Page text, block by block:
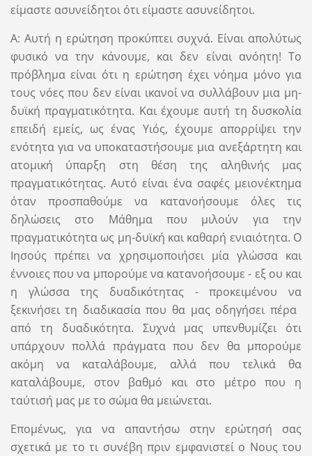
είμαστε ασυνείδητοι ότι είμαστε ασυνείδητοι.
Α: Αυτή η ερώτηση προκύπτει συχνά. Είναι απολύτως
φυσικό να την κάνουμε, και δεν είναι ανόητη! Το
πρόβλημα είναι ότι η ερώτηση έχει νόημα μόνο για
τους νόες που δεν είναι ικανοί να συλλάβουν μια μη-
δυϊκή πραγματικότητα. Και έχουμε αυτή τη δυσκολία
επειδή εμείς, ως ένας Υιός, έχουμε απορρίψει την
ενότητα για να υποκαταστήσουμε μια ανεξάρτητη και
ατομική ύπαρξη στη θέση της αληθινής μας
πραγματικότητας. Αυτό είναι ένα σαφές μειονέκτημα
όταν προσπαθούμε να κατανοήσουμε όλες τις
δηλώσεις στο Μάθημα που μιλούν για την
πραγματικότητα ως μη-δυϊκή και καθαρή ενιαιότητα. Ο
Ιησούς πρέπει να χρησιμοποιήσει μία γλώσσα και
έννοιες που να μπορούμε να κατανοήσουμε - εξ ου και
η γλώσσα της δυαδικότητας - προκειμένου να
ξεκινήσει τη διαδικασία που θα μας οδηγήσει πέρα ​​
από τη δυαδικότητα. Συχνά μας υπενθυμίζει ότι
υπάρχουν πολλά πράγματα που δεν θα μπορούμε
ακόμη να καταλάβουμε, αλλά που τελικά θα
καταλάβουμε, στον βαθμό και στο μέτρο που η
ταύτισή μας με το σώμα θα μειώνεται.
Επομένως, για να απαντήσω στην ερώτησή σας
σχετικά με το τι συνέβη πριν εμφανιστεί ο Νους του